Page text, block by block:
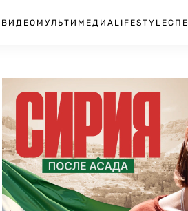
ВИДЕО МУЛЬТИМЕДИА LIFESTYLE